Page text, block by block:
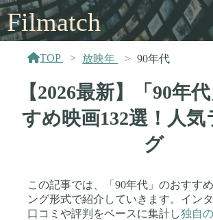
Filmatch
TOP 放映年 90年代
【2026最新】「90年
すめ映画132選！人気
グ
この記事では、「90年代」のおすす
ング形式で紹介していきます。イン
口コミや評判をベースに集計し独自